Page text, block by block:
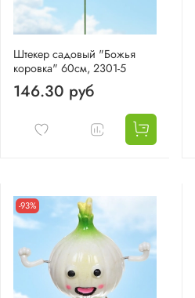
Штекер садовый "Божья
коровка" 60см, 2301-5
146.30 руб
-93%